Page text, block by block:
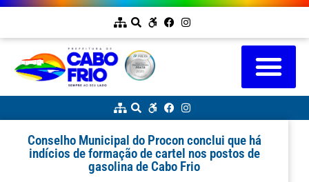
Conselho Municipal do Procon conclui que há
indícios de formação de cartel nos postos de
gasolina de Cabo Frio